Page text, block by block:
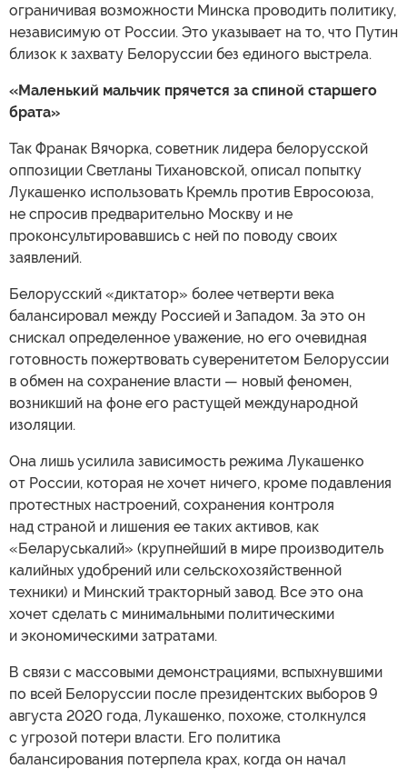
ограничивая возможности Минска проводить политику,
независимую от России. Это указывает на то, что Путин
близок к захвату Белоруссии без единого выстрела.
«Маленький мальчик прячется за спиной старшего
брата»
Так Франак Вячорка, советник лидера белорусской
оппозиции Светланы Тихановской, описал попытку
Лукашенко использовать Кремль против Евросоюза,
не спросив предварительно Москву и не
проконсультировавшись с ней по поводу своих
заявлений.
Белорусский «диктатор» более четверти века
балансировал между Россией и Западом. За это он
снискал определенное уважение, но его очевидная
готовность пожертвовать суверенитетом Белоруссии
в обмен на сохранение власти — новый феномен,
возникший на фоне его растущей международной
изоляции.
Она лишь усилила зависимость режима Лукашенко
от России, которая не хочет ничего, кроме подавления
протестных настроений, сохранения контроля
над страной и лишения ее таких активов, как
«Беларуськалий» (крупнейший в мире производитель
калийных удобрений или сельскохозяйственной
техники) и Минский тракторный завод. Все это она
хочет сделать с минимальными политическими
и экономическими затратами.
В связи с массовыми демонстрациями, вспыхнувшими
по всей Белоруссии после президентских выборов 9
августа 2020 года, Лукашенко, похоже, столкнулся
с угрозой потери власти. Его политика
балансирования потерпела крах, когда он начал